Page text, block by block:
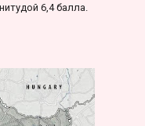
6,4 балла.